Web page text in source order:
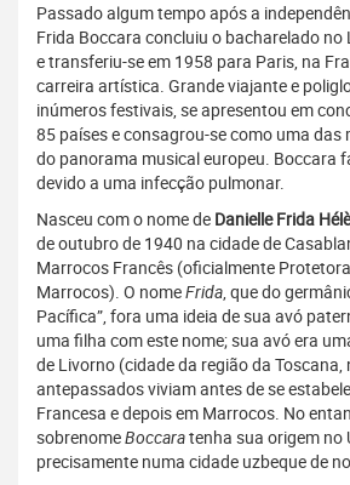
Passado algum tempo após a
Frida Boccara concluiu o bacharelado no
e transferiu-se em 1958 para Paris, na
carreira artística. Grande viajante e
inúmeros festivais, se apresentou em
85 países e consagrou-se como uma das
do panorama musical europeu. Boccara
devido a uma infecção pulmonar.
Nasceu com o nome de Danielle Frida
de outubro de 1940 na cidade de
Marrocos Francês (oficialmente
Marrocos). O nomeFrida, que do
Pacífica”, fora uma ideia de sua avó
uma filha com este nome; sua avó era
de Livorno (cidade da região da Toscana,
antepassados viviam antes de se
Francesa e depois em Marrocos. No
sobrenomeBoccaratenha sua origem no
precisamente numa cidade uzbeque de